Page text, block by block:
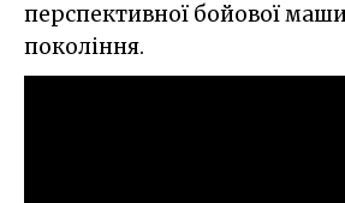
перспективної бойової
покоління.